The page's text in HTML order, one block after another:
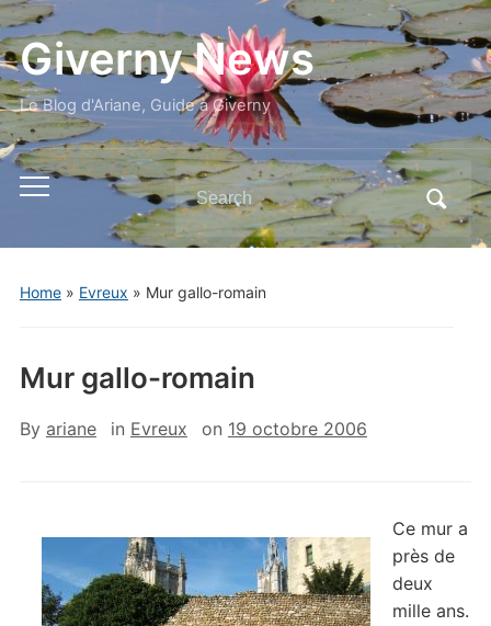
Giverny News
Le Blog d'Ariane, Guide à Giverny
Toggle
menu
Search
for:
Home» Evreux » Mur gallo-romain
Mur gallo-romain
By ariane in Evreux on 19 octobre 2006
Ce mur a
près de
deux
mille ans.